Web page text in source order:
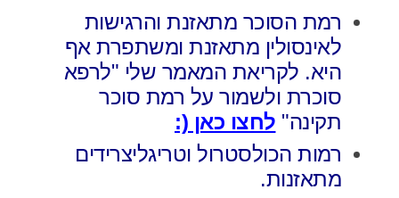
רמת הסוכר מתאזנת והרגישות
לאינסולין מתאזנת ומשתפרת אף
היא. לקריאת המאמר שלי "לרפא
סוכרת ולשמור על רמת סוכר
תקינה" לחצו כאן (:
רמות הכולסטרול וטריגליצרידים
מתאזנות.